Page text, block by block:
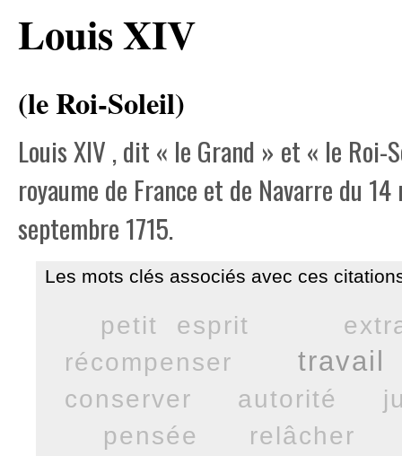
Louis XIV
(le Roi-Soleil)
Louis XIV , dit « le Grand » et « le Roi-
royaume de France et de Navarre du
septembre 1715.
Les mots clés associés avec ces
petit esprit
récompenser
travail
conserver autorité
pensée
relâcher